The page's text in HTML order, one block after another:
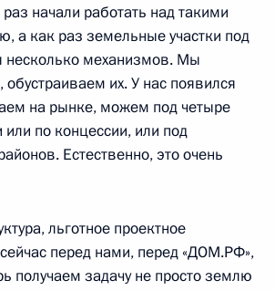
и спорта
и спорта
начали работать над такими
а как раз земельные участки под
несколько механизмов. Мы
их. У нас появился
на рынке, можем под четыре
по концессии, или под
Естественно, это очень
льготное проектное
перед нами, перед «ДОМ.РФ»,
получаем задачу не просто землю